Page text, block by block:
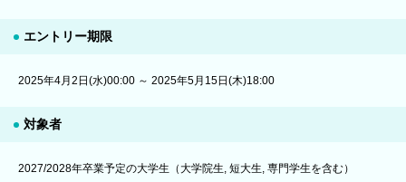
エントリー期限
2025年4月2日(水)00:00 ～ 2025年5月15日(木)18:00
対象者
2027/2028年卒業予定の大学生（大学院生, 短大生, 専門学生を含む）